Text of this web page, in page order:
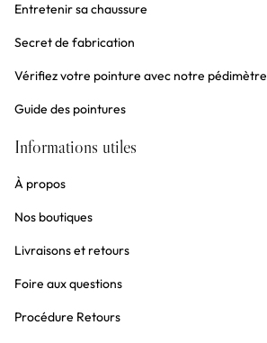
Entretenir sa chaussure
Secret de fabrication
Vérifiez votre pointure avec notre pédimètre
Guide des pointures
Informations utiles
À propos
Nos boutiques
Livraisons et retours
Foire aux questions
Procédure Retours